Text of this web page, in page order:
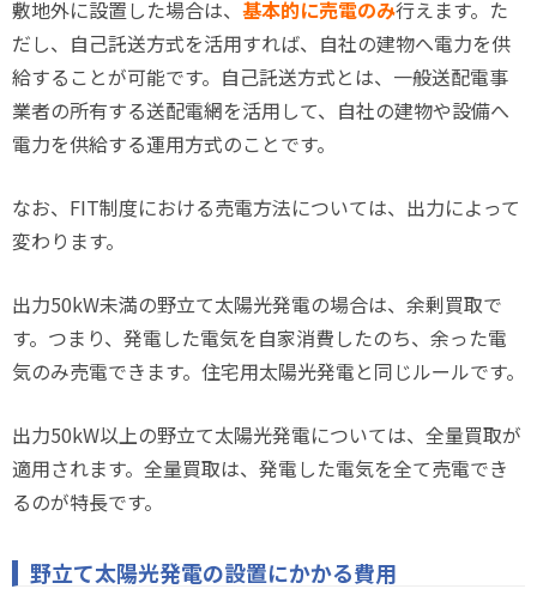
敷地外に設置した場合は、 基本的に売電のみ行えます。た
だし、自己託送方式を活用すれば、自社の建物へ電力を供
給することが可能です。自己託送方式とは、一般送配電事
業者の所有する送配電網を活用して、自社の建物や設備へ
電力を供給する運用方式のことです。
なお、FIT制度における売電方法については、出力によって
変わります。
出力50kW未満の野立て太陽光発電の場合は、余剰買取で
す。つまり、発電した電気を自家消費したのち、余った電
気のみ売電できます。住宅用太陽光発電と同じルールです。
出力50kW以上の野立て太陽光発電については、全量買取が
適用されます。全量買取は、発電した電気を全て売電でき
るのが特長です。
野立て太陽光発電の設置にかかる費用